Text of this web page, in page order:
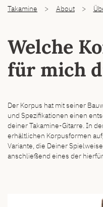
Takamine About
Welche
für mich
Der Korpus hat mit seiner
und Spezifikationen einen
deiner Takamine-Gitarre. In
erhältlichen Korpusformen
Variante, die Deiner
anschließend eines der